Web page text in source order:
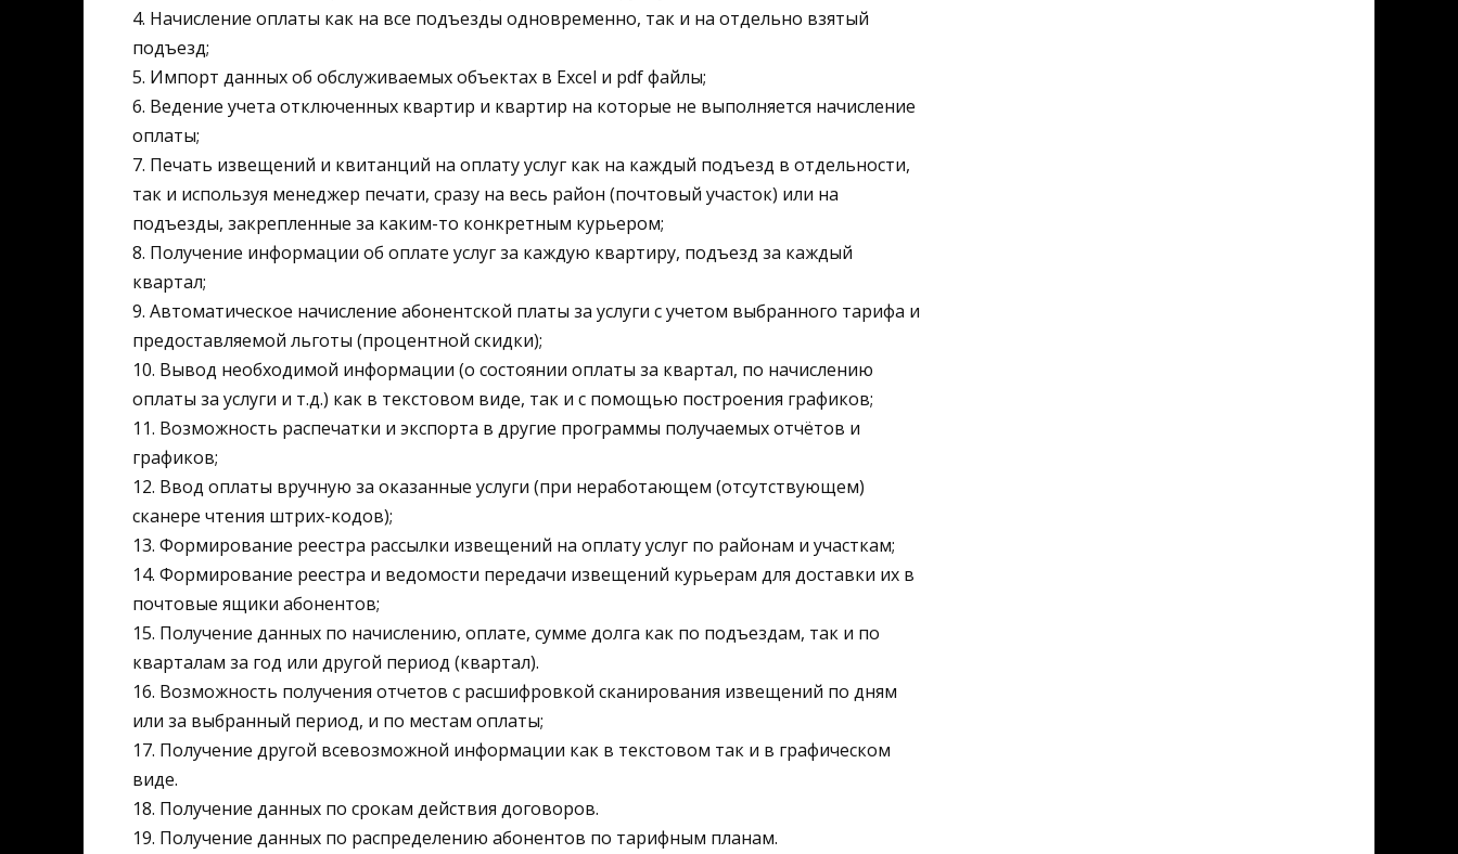
4. Начисление оплаты как на все подъезды одновременно, так и на отдельно взятый
подъезд;
5. Импорт данных об обслуживаемых объектах в Excel и pdf файлы;
6. Ведение учета отключенных квартир и квартир на которые не выполняется начисление
оплаты;
7. Печать извещений и квитанций на оплату услуг как на каждый подъезд в отдельности,
так и используя менеджер печати, сразу на весь район (почтовый участок) или на
подъезды, закрепленные за каким-то конкретным курьером;
8. Получение информации об оплате услуг за каждую квартиру, подъезд за каждый
квартал;
9. Автоматическое начисление абонентской платы за услуги с учетом выбранного тарифа и
предоставляемой льготы (процентной скидки);
10. Вывод необходимой информации (о состоянии оплаты за квартал, по начислению
оплаты за услуги и т.д.) как в текстовом виде, так и с помощью построения графиков;
11. Возможность распечатки и экспорта в другие программы получаемых отчётов и
графиков;
12. Ввод оплаты вручную за оказанные услуги (при неработающем (отсутствующем)
сканере чтения штрих-кодов);
13. Формирование реестра рассылки извещений на оплату услуг по районам и участкам;
14. Формирование реестра и ведомости передачи извещений курьерам для доставки их в
почтовые ящики абонентов;
15. Получение данных по начислению, оплате, сумме долга как по подъездам, так и по
кварталам за год или другой период (квартал).
16. Возможность получения отчетов с расшифровкой сканирования извещений по дням
или за выбранный период, и по местам оплаты;
17. Получение другой всевозможной информации как в текстовом так и в графическом
виде.
18. Получение данных по срокам действия договоров.
19. Получение данных по распределению абонентов по тарифным планам.